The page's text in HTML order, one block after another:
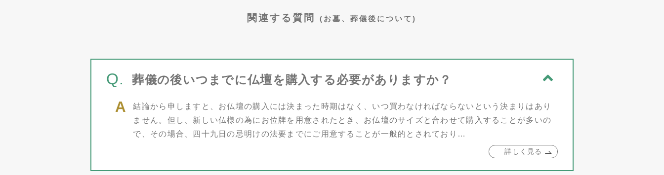
関連する質問(お墓、葬儀後について)
Q. 葬儀の後いつまでに仏壇を購入する必要がありますか？
結論から申しますと、お仏壇の購入には決まった時期はなく、いつ買わなければならないという決まりはあり
ません。但し、新しい仏様の為にお位牌を用意されたとき、お仏壇のサイズと合わせて購入することが多いの
で、その場合、四十九日の忌明けの法要までにご用意することが一般的とされており…
詳しく見る